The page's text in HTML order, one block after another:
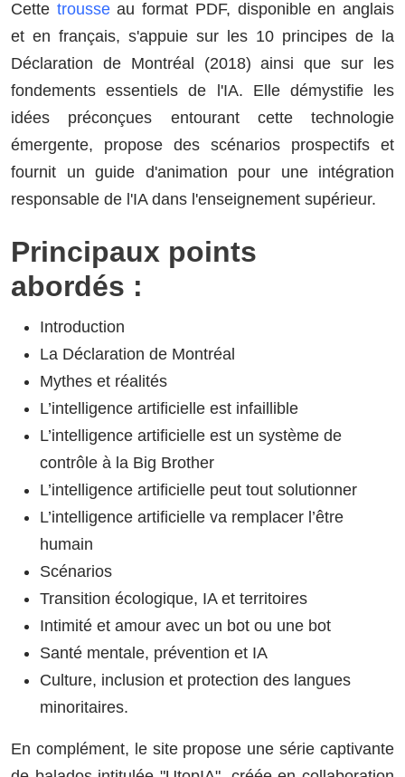
Cette trousseau format PDF, disponible en anglais
et en français, s'appuie sur les 10 principes de la
Déclaration de Montréal (2018) ainsi que sur les
fondements essentiels de l'IA. Elle démystifie les
idées préconçues entourant cette technologie
émergente, propose des scénarios prospectifs et
fournit un guide d'animation pour une intégration
responsable de l'IA dans l'enseignement supérieur.
Principaux points
abordés :
Introduction
La Déclaration de Montréal
Mythes et réalités
L’intelligence artificielle est infaillible
L’intelligence artificielle est un système de
contrôle à la Big Brother
L’intelligence artificielle peut tout solutionner
L’intelligence artificielle va remplacer l’être
humain
Scénarios
Transition écologique, IA et territoires
Intimité et amour avec un bot ou une bot
Santé mentale, prévention et IA
Culture, inclusion et protection des langues
minoritaires.
En complément, le site propose une série captivante